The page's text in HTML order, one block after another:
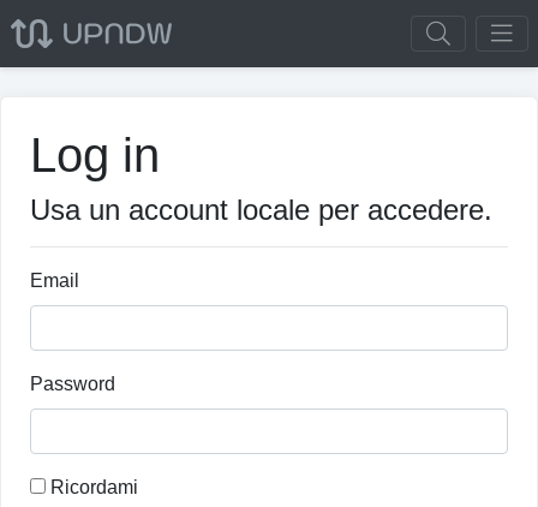
Log in
Usa un account locale per accedere.
Email
Password
Ricordami